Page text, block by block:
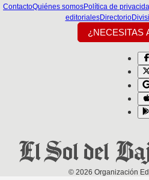
ContactoQuiénes somosPolítica de
editorialesDirectorio
¿NECESITAS
© 2026 Organización